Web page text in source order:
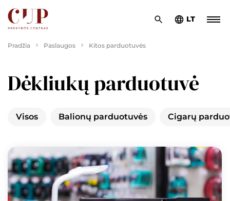
LT
Pradžia Paslaugos Kitos parduotuvės
Dėkliukų parduotuvė
Visos Balionų parduotuvės Cigarų